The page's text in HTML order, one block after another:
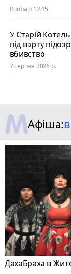
Вчора о 12:35
У Старій
під варту
вбивство
7 серпня 2026 р.
Афіша:
ДахаБраха в